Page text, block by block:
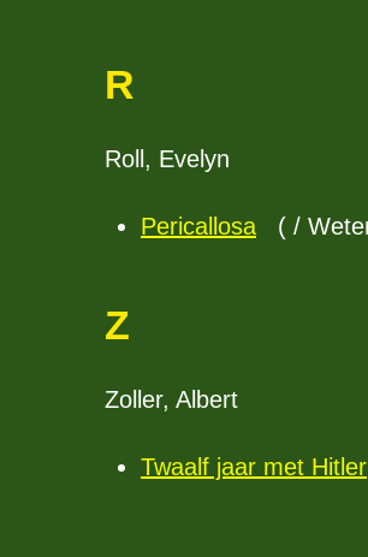
R
Roll, Evelyn
Pericallosa ( /
Z
Zoller, Albert
Twaalf jaar met Hitler